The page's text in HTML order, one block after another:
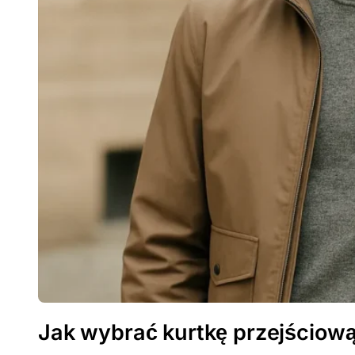
Jak wybrać kurtkę